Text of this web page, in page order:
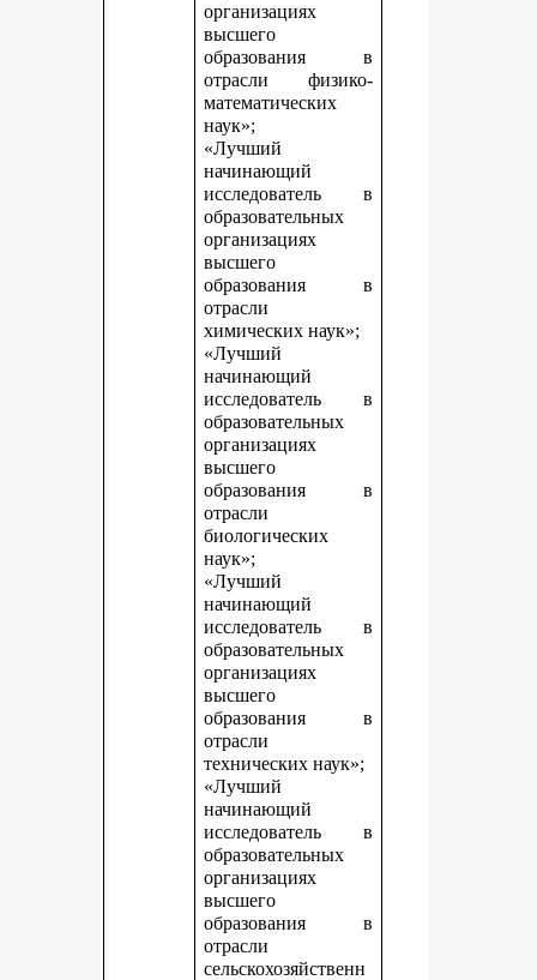
организациях
высшего
образования в
отрасли физико-
математических
наук»;
«Лучший
начинающий
исследователь в
образовательных
организациях
высшего
образования в
отрасли
химических наук»;
«Лучший
начинающий
исследователь в
образовательных
организациях
высшего
образования в
отрасли
биологических
наук»;
«Лучший
начинающий
исследователь в
образовательных
организациях
высшего
образования в
отрасли
технических наук»;
«Лучший
начинающий
исследователь в
образовательных
организациях
высшего
образования в
отрасли
сельскохозяйственн